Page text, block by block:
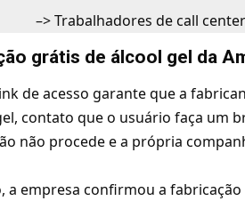
–>Trabalhadores de call
grátis de álcool gel da
de acesso garante que a
contato que o usuário faça um
não procede e a própria
a empresa confirmou a